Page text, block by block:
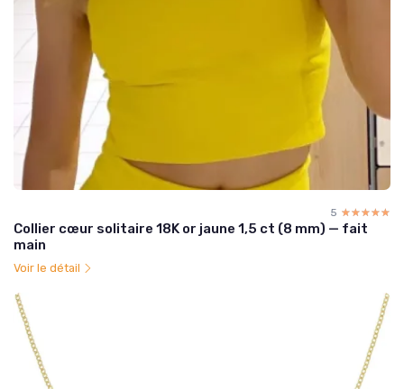
5 ☆☆☆☆☆
★★★★★
Collier cœur solitaire 18K or jaune 1,5 ct (8 mm) — fait
main
Voir le détail